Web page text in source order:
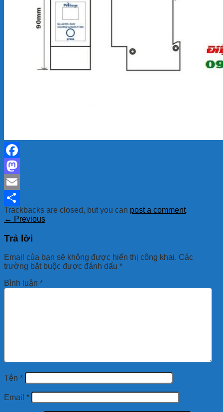
Facebook
Mastodon
Email
Share
Trackbacks are closed, but you can post a comment.
← Previous
Trả lời
Email của bạn sẽ không được hiển thị công khai. Các
trường bắt buộc được đánh dấu *
Bình luận *
Tên *
Email *